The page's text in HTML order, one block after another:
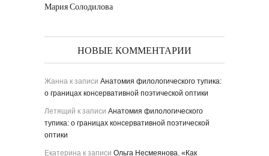
Мария Солодилова
НОВЫЕ КОММЕНТАРИИ
Жанна к записи Анатомия филологического тупика:
о границах консервативной поэтической оптики
Летящий к записи Анатомия филологического
тупика: о границах консервативной поэтической
оптики
Екатерина к записи Ольга Несмеянова. «Как